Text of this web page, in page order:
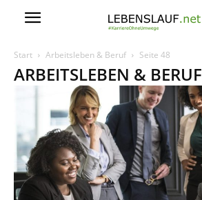
Start Arbeitsleben & Beruf Seite 48
ARBEITSLEBEN & BERUF